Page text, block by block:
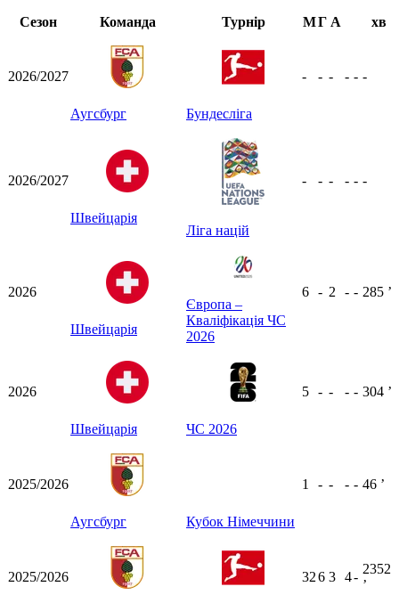
Сезон
Команда Турнір МГ А хв
2026/2027
Аугсбург Бундесліга
- - - - - -
2026/2027
Швейцарія
Ліга націй
- - - - - -
2026
Швейцарія
Європа –
Кваліфікація ЧС
2026
6 - 2 - - 285 ʼ
2026
Швейцарія ЧС 2026
5 - - - - 304 ʼ
2025/2026
Аугсбург Кубок Німеччини
1 - - - - 46 ʼ
2025/2026 326 3 4-
2352
ʼ